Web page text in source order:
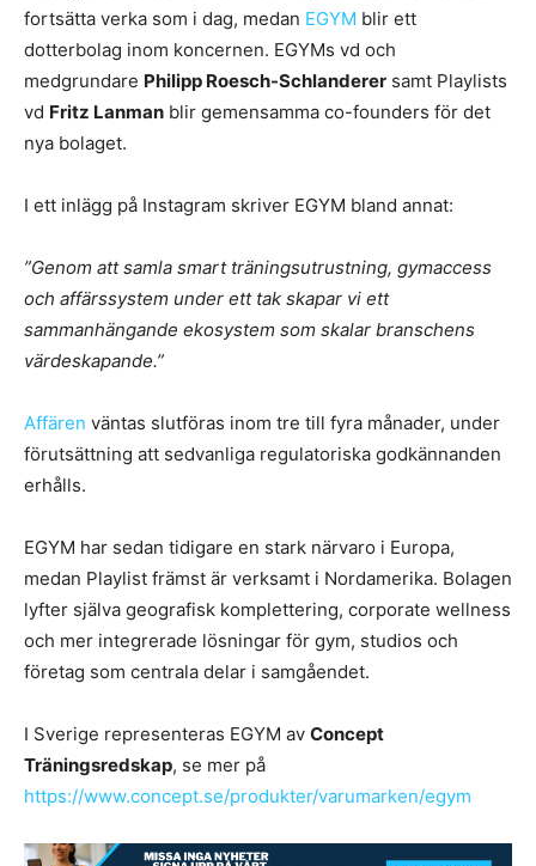
fortsätta verka som i dag, medan EGYM blir ett
dotterbolag inom koncernen. EGYMs vd och
medgrundare Philipp Roesch-Schlanderer samt Playlists
vd Fritz Lanman blir gemensamma co-founders för det
nya bolaget.
I ett inlägg på Instagram skriver EGYM bland annat:
”Genom att samla smart träningsutrustning, gymaccess
och affärssystem under ett tak skapar vi ett
sammanhängande ekosystem som skalar branschens
värdeskapande.”
Affären väntas slutföras inom tre till fyra månader, under
förutsättning att sedvanliga regulatoriska godkännanden
erhålls.
EGYM har sedan tidigare en stark närvaro i Europa,
medan Playlist främst är verksamt i Nordamerika. Bolagen
lyfter själva geografisk komplettering, corporate wellness
och mer integrerade lösningar för gym, studios och
företag som centrala delar i samgåendet.
I Sverige representeras EGYM av Concept
Träningsredskap, se mer på
https://www.concept.se/produkter/varumarken/egym